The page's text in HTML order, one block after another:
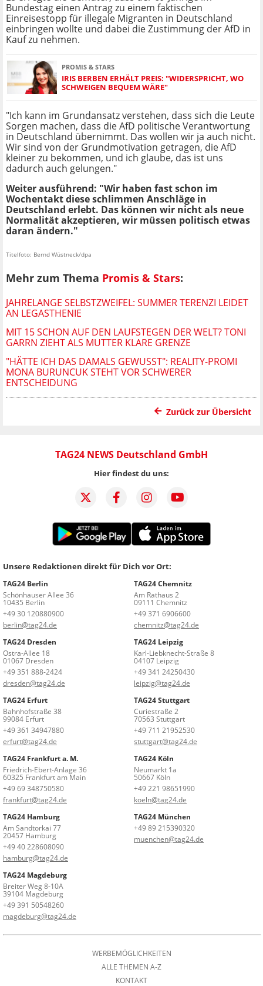
Bundestag einen Antrag zu einem faktischen
Einreisestopp für illegale Migranten in Deutschland
einbringen wollte und dabei die Zustimmung der AfD in
Kauf zu nehmen.
PROMIS & STARS
IRIS BERBEN ERHÄLT PREIS: "WIDERSPRICHT, WO
SCHWEIGEN BEQUEM WÄRE"
"Ich kann im Grundansatz verstehen, dass sich die Leute
Sorgen machen, dass die AfD politische Verantwortung
in Deutschland übernimmt. Das wollen wir ja auch nicht.
Wir sind von der Grundmotivation getragen, die AfD
kleiner zu bekommen, und ich glaube, das ist uns
dadurch auch gelungen."
Weiter ausführend: "Wir haben fast schon im
Wochentakt diese schlimmen Anschläge in
Deutschland erlebt. Das können wir nicht als neue
Normalität akzeptieren, wir müssen politisch etwas
daran ändern."
Titelfoto: Bernd Wüstneck/dpa
Mehr zum Thema Promis & Stars:
JAHRELANGE SELBSTZWEIFEL: SUMMER TERENZI LEIDET
AN LEGASTHENIE
MIT 15 SCHON AUF DEN LAUFSTEGEN DER WELT? TONI
GARRN ZIEHT ALS MUTTER KLARE GRENZE
"HÄTTE ICH DAS DAMALS GEWUSST": REALITY-PROMI
MONA BURUNCUK STEHT VOR SCHWERER
ENTSCHEIDUNG
Zurück zur Übersicht
TAG24 NEWS Deutschland GmbH
Hier findest du uns:
Unsere Redaktionen direkt für Dich vor Ort:
TAG24 Berlin
Schönhauser Allee 36
10435 Berlin
+49 30 120880900
berlin@tag24.de
TAG24 Chemnitz
Am Rathaus 2
09111 Chemnitz
+49 371 6906600
chemnitz@tag24.de
TAG24 Dresden
Ostra-Allee 18
01067 Dresden
+49 351 888-2424
dresden@tag24.de
TAG24 Leipzig
Karl-Liebknecht-Straße 8
04107 Leipzig
+49 341 24250430
leipzig@tag24.de
TAG24 Erfurt
Bahnhofstraße 38
99084 Erfurt
+49 361 34947880
erfurt@tag24.de
TAG24 Stuttgart
Curiestraße 2
70563 Stuttgart
+49 711 21952530
stuttgart@tag24.de
TAG24 Frankfurt a. M.
Friedrich-Ebert-Anlage 36
60325 Frankfurt am Main
+49 69 348750580
frankfurt@tag24.de
TAG24 Köln
Neumarkt 1a
50667 Köln
+49 221 98651990
koeln@tag24.de
TAG24 Hamburg
Am Sandtorkai 77
20457 Hamburg
+49 40 228608090
hamburg@tag24.de
TAG24 München
+49 89 215390320
muenchen@tag24.de
TAG24 Magdeburg
Breiter Weg 8-10A
39104 Magdeburg
+49 391 50548260
magdeburg@tag24.de
WERBEMÖGLICHKEITEN
ALLE THEMEN A-Z
KONTAKT